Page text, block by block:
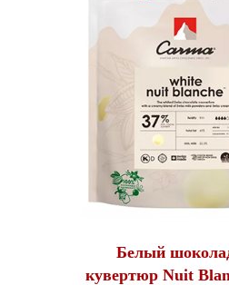
Белый
кувертюр Nuit